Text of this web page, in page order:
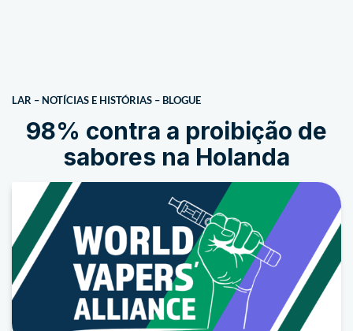
LAR – NOTÍCIAS E HISTÓRIAS – BLOGUE
98% contra a proibição de
sabores na Holanda